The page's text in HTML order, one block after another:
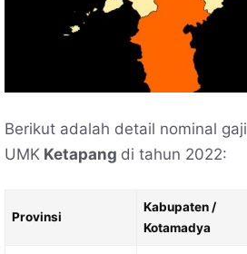
Berikut adalah detail nominal
UMK Ketapang di tahun 2022:
Provinsi
Kabupaten /
Kotamadya